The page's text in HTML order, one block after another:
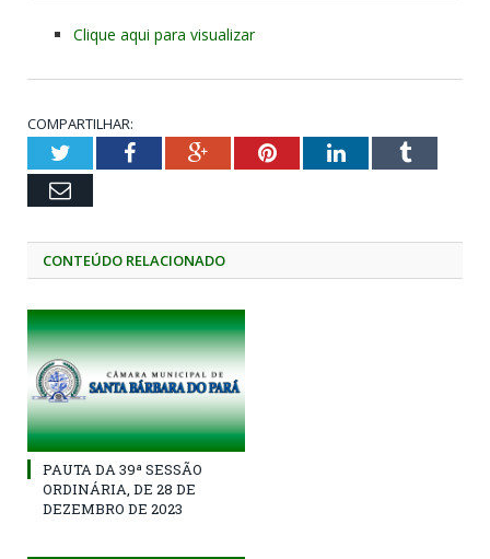
Clique aqui para visualizar
COMPARTILHAR:
TwitterFacebookGoogle+PinterestLinkedInTumblr
Email
CONTEÚDO RELACIONADO
PAUTA DA 39ª SESSÃO
ORDINÁRIA, DE 28 DE
DEZEMBRO DE 2023